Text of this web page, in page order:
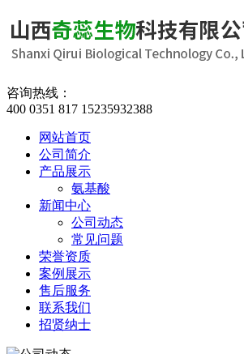
咨询热线：
400 0351 817 15235932388
网站首页
公司简介
产品展示
氨基酸
新闻中心
公司动态
常见问题
荣誉资质
案例展示
售后服务
联系我们
招贤纳士